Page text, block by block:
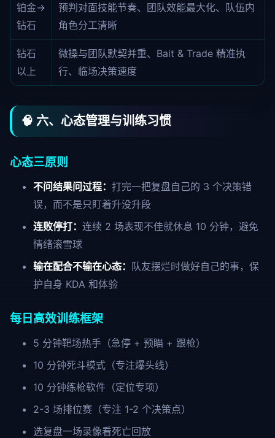
铂金→
钻石
预判对面技能节奏、团队效能最大化、队伍内
角色分工清晰
钻石
以上
微操与团队默契并重、Bait & Trade 精准执
行、临场决策速度
🧠 六、心态管理与训练习惯
心态三原则
不问结果问过程： 打完一把复盘自己的 3 个决策错
误，而不是只盯着升没升段
连败停打： 连续 2 场表现不佳就休息 10 分钟，避免
情绪滚雪球
输在配合不输在心态： 队友摆烂时做好自己的事，保
护自身 KDA 和体验
每日高效训练框架
5 分钟靶场热手（急停 + 预瞄 + 跟枪）
10 分钟死斗模式（专注爆头线）
10 分钟练枪软件（定位专项）
2-3 场排位赛（专注 1-2 个决策点）
选复盘一场录像看死亡回放